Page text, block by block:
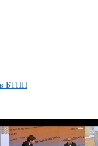
в БТПП